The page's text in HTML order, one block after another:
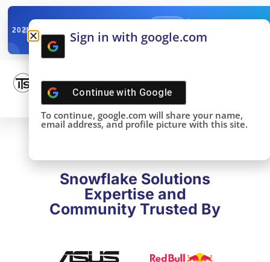
2025SNOWFLAKE SUMMIT
DONE!
Snowflake Solutions
Expertise and
Community Trusted By
Sign in with google.com
Continue with Google
To continue, google.com will share your name,
email address, and profile picture with this site.